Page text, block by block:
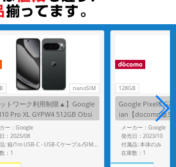
nanoSIM
ットワーク利用制限▲】Google
Pro XL GYPW4 512GB Obsi
【au版SIMフリー】
ー：Google
：2025/08
付属品: 箱/1m USB-C - USB-Cケーブル/SIM取り出しツール/マニュアル
：1
128GB
Google Pixel8
ian【docomo版
メーカー：Google
発売日：2023/10
付属品: 本体のみ
在庫数：1